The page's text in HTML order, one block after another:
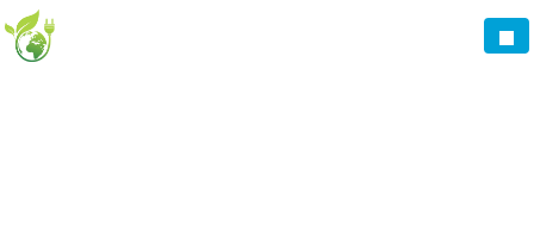
Panneau de gestion des cookies